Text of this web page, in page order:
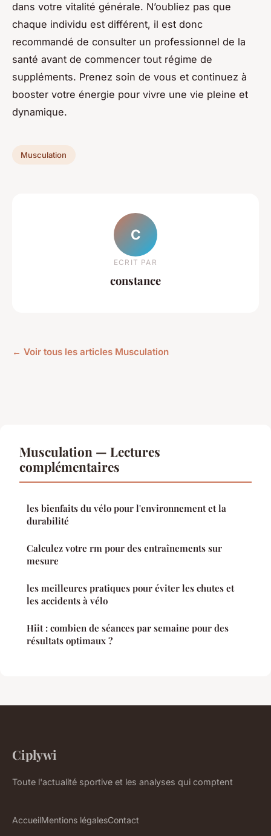
dans votre vitalité générale. N’oubliez pas que
chaque individu est différent, il est donc
recommandé de consulter un professionnel de la
santé avant de commencer tout régime de
suppléments. Prenez soin de vous et continuez à
booster votre énergie pour vivre une vie pleine et
dynamique.
Musculation
C
ECRIT PAR
constance
← Voir tous les articles Musculation
Musculation — Lectures
complémentaires
les bienfaits du vélo pour l'environnement et la
durabilité
Calculez votre rm pour des entraînements sur
mesure
les meilleures pratiques pour éviter les chutes et
les accidents à vélo
Hiit : combien de séances par semaine pour des
résultats optimaux ?
Ciplywi
Toute l'actualité sportive et les analyses qui comptent
AccueilMentions légalesContact